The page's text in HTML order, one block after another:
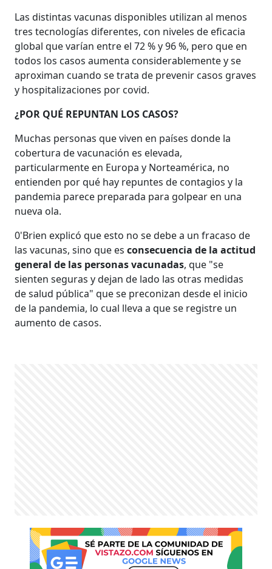
Las distintas vacunas disponibles utilizan al menos
tres tecnologías diferentes, con niveles de eficacia
global que varían entre el 72 % y 96 %, pero que en
todos los casos aumenta considerablemente y se
aproximan cuando se trata de prevenir casos graves
y hospitalizaciones por covid.
¿POR QUÉ REPUNTAN LOS CASOS?
Muchas personas que viven en países donde la
cobertura de vacunación es elevada,
particularmente en Europa y Norteamérica, no
entienden por qué hay repuntes de contagios y la
pandemia parece preparada para golpear en una
nueva ola.
0'Brien explicó que esto no se debe a un fracaso de
las vacunas, sino que esconsecuencia de la actitud
general de las personas vacunadas, que "se
sienten seguras y dejan de lado las otras medidas
de salud pública" que se preconizan desde el inicio
de la pandemia, lo cual lleva a que se registre un
aumento de casos.